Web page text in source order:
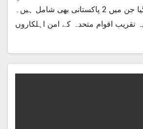
عقیدت پیش کیا گیا جن میں 2 پاکستانی بھی شامل ہیں۔